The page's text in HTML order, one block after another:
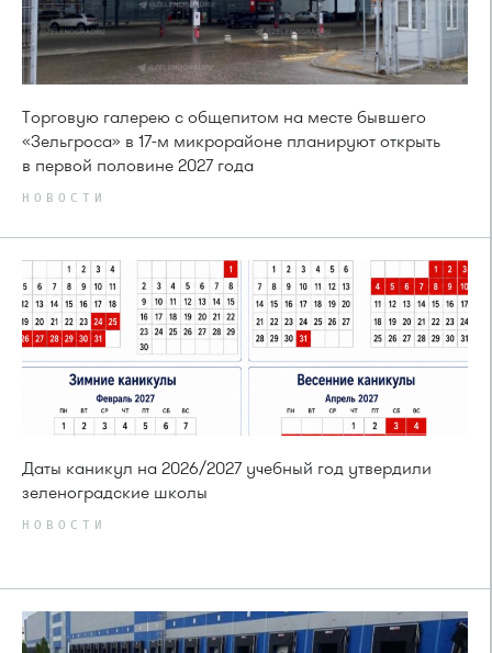
Торговую галерею с общепитом на месте бывшего
«Зельгроса» в 17-м микрорайоне планируют открыть
в первой половине 2027 года
НОВОСТИ
Даты каникул на 2026/2027 учебный год утвердили
зеленоградские школы
НОВОСТИ